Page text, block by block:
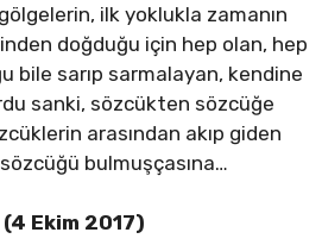
ilk yoklukla zamanın
doğduğu için hep olan, hep
bile sarıp sarmalayan, kendine
sanki, sözcükten sözcüğe
arasından akıp giden
bulmuşçasına…
Ekim 2017)